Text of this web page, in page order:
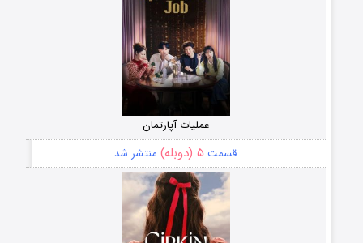
عملیات آپارتمان
قسمت ۵ (دوبله) منتشر شد